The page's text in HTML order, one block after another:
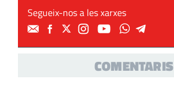
Segueix-nos a les xarxes
COMENTARIS